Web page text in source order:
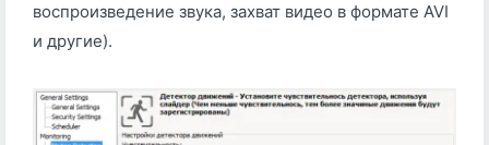
воспроизведение звука, захват видео в формате AVI
и другие).